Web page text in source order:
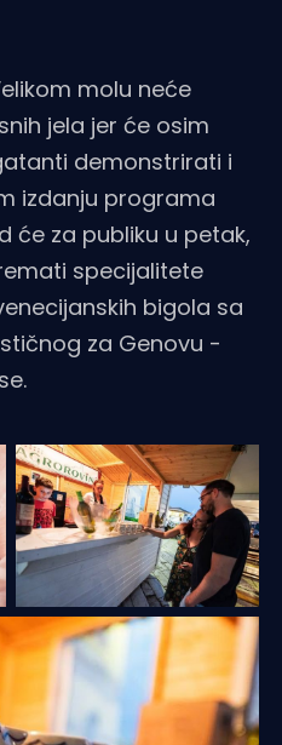
molu neće
jela jer će osim
demonstrirati i
izdanju programa
će za publiku u petak,
specijalitete
bigola sa
za Genovu -